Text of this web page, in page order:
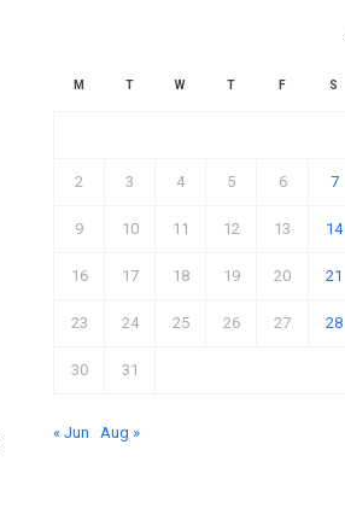
M T W T F S
2 3 4 5 6 7
9 10 11 12 13 14
16 17 18 19 20 21
23 24 25 26 27 28
30 31
« Jun Aug »